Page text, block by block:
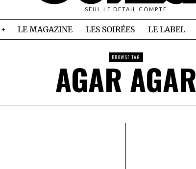
SEUL LE DETAIL COMPTE
LE MAGAZINE LES SOIRÉES LE LABEL
BROWSE TAG
AGAR AGAR